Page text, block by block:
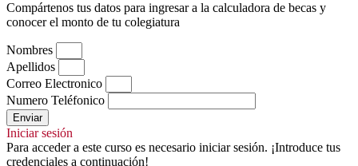
Compártenos tus datos para ingresar a la calculadora de becas y
conocer el monto de tu colegiatura
Nombres
Apellidos
Correo Electronico
Numero Teléfonico
Enviar
Iniciar sesión
Para acceder a este curso es necesario iniciar sesión. ¡Introduce tus
credenciales a continuación!